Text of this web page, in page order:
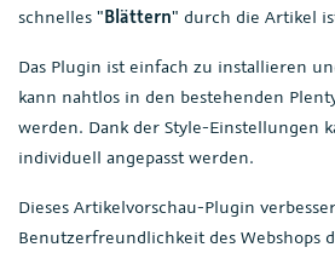
schnelles "Blättern" durch die Artikel
Das Plugin ist einfach zu installieren
kann nahtlos in den bestehenden
werden. Dank der Style-Einstellungen
individuell angepasst werden.
Dieses Artikelvorschau-Plugin
Benutzerfreundlichkeit des Webshops